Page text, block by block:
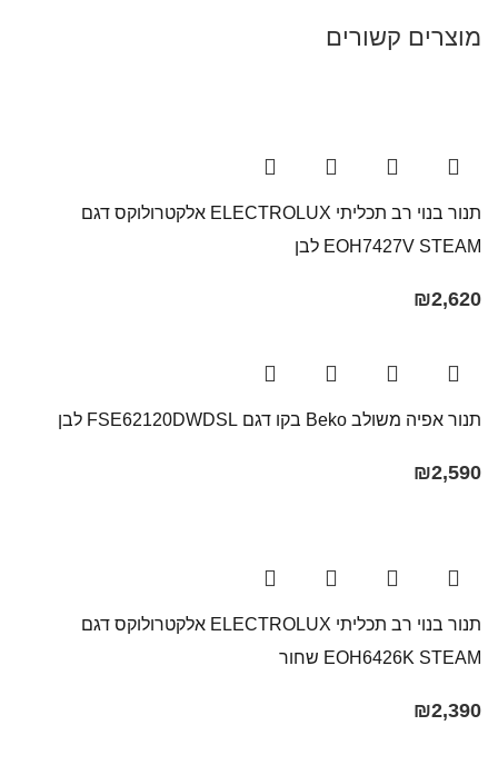
מוצרים קשורים
תנור בנוי רב תכליתי ELECTROLUX אלקטרולוקס דגם
EOH7427V STEAM לבן
₪2,620
תנור אפיה משולב Beko בקו ‏דגם FSE62120DWDSL לבן
₪2,590
תנור בנוי רב תכליתי ELECTROLUX אלקטרולוקס דגם
EOH6426K STEAM שחור
₪2,390